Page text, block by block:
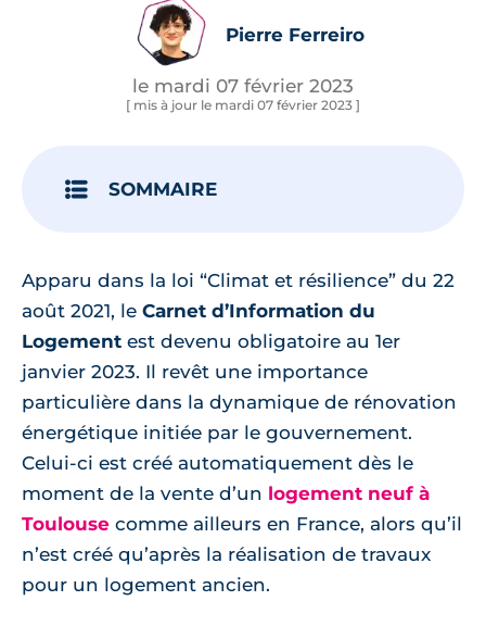
Pierre Ferreiro
le mardi 07 février 2023
[ mis à jour le mardi 07 février 2023 ]
SOMMAIRE
Apparu dans la loi “Climat et résilience” du 22
août 2021, le Carnet d’Information du
Logement est devenu obligatoire au 1er
janvier 2023. Il revêt une importance
particulière dans la dynamique de rénovation
énergétique initiée par le gouvernement.
Celui-ci est créé automatiquement dès le
moment de la vente d’un logement neuf à
Toulouse comme ailleurs en France, alors qu’il
n’est créé qu’après la réalisation de travaux
pour un logement ancien.